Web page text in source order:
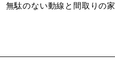
無駄のない動線と間取りの家